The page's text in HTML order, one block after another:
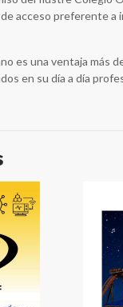
acceso preferente
es una ventaja más
en su día a día